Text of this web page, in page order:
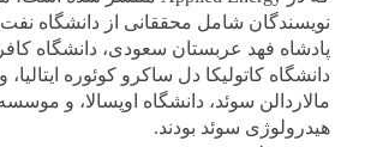
نویسندگان شامل محققانی از دانشگاه
پادشاه فهد عربستان سعودی، دانشگاه
دانشگاه کاتولیکا دل ساکرو کوئوره ایتالیا،
مالاردالن سوئد، دانشگاه اوپسالا، و
هیدرولوژی سوئد بودند.